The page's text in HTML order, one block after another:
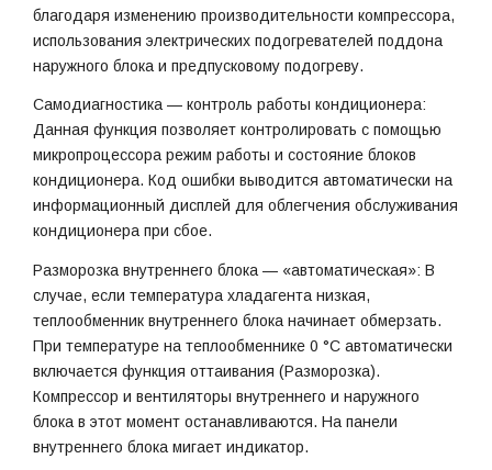
благодаря изменению производительности компрессора,
использования электрических подогревателей поддона
наружного блока и предпусковому подогреву.
Самодиагностика — контроль работы кондиционера:
Данная функция позволяет контролировать с помощью
микропроцессора режим работы и состояние блоков
кондиционера. Код ошибки выводится автоматически на
информационный дисплей для облегчения обслуживания
кондиционера при сбое.
Разморозка внутреннего блока — «автоматическая»: В
случае, если температура хладагента низкая,
теплообменник внутреннего блока начинает обмерзать.
При температуре на теплообменнике 0 °С автоматически
включается функция оттаивания (Разморозка).
Компрессор и вентиляторы внутреннего и наружного
блока в этот момент останавливаются. На панели
внутреннего блока мигает индикатор.